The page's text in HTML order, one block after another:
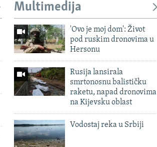
Multimedija
'Ovo je moj dom': Život
pod ruskim dronovima u
Hersonu
Rusija lansirala
smrtonosnu balističku
raketu, napad dronovima
na Kijevsku oblast
Vodostaj reka u Srbiji